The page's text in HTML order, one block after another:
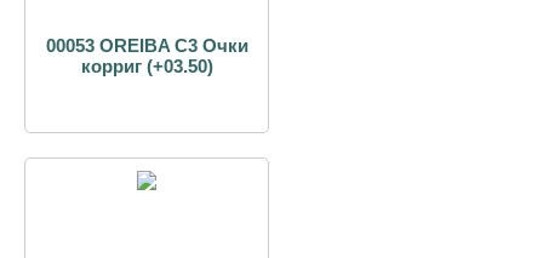
00053 OREIBA С3 Очки
корриг (+03.50)